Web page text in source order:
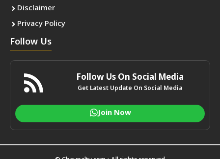
Disclaimer
Privacy Policy
Follow Us
Follow Us On Social Media
Get Latest Update On Social Media
Join Now